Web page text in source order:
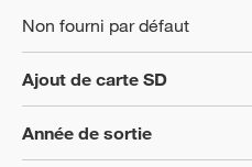
Non fourni par défaut
Ajout de carte SD
Année de sortie